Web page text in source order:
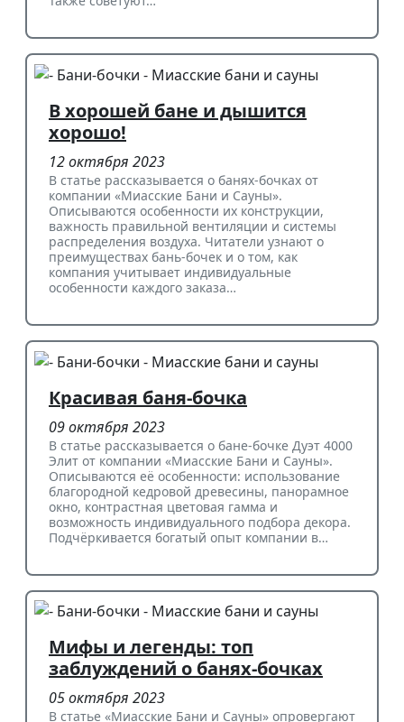
В хорошей бане и дышится
хорошо!
12 октября 2023
В статье рассказывается о банях-бочках от
компании «Миасские Бани и Сауны».
Описываются особенности их конструкции,
важность правильной вентиляции и системы
распределения воздуха. Читатели узнают о
преимуществах бань-бочек и о том, как
компания учитывает индивидуальные
особенности каждого заказа…
Красивая баня-бочка
09 октября 2023
В статье рассказывается о бане-бочке Дуэт 4000
Элит от компании «Миасские Бани и Сауны».
Описываются её особенности: использование
благородной кедровой древесины, панорамное
окно, контрастная цветовая гамма и
возможность индивидуального подбора декора.
Подчёркивается богатый опыт компании в…
Мифы и легенды: топ
заблуждений о банях-бочках
05 октября 2023
В статье «Миасские Бани и Сауны» опровергают